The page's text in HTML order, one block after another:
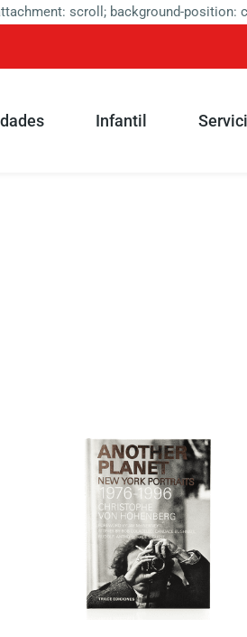
scroll; background-position:
Infantil